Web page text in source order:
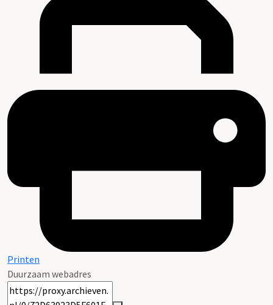
Printen
Duurzaam webadres